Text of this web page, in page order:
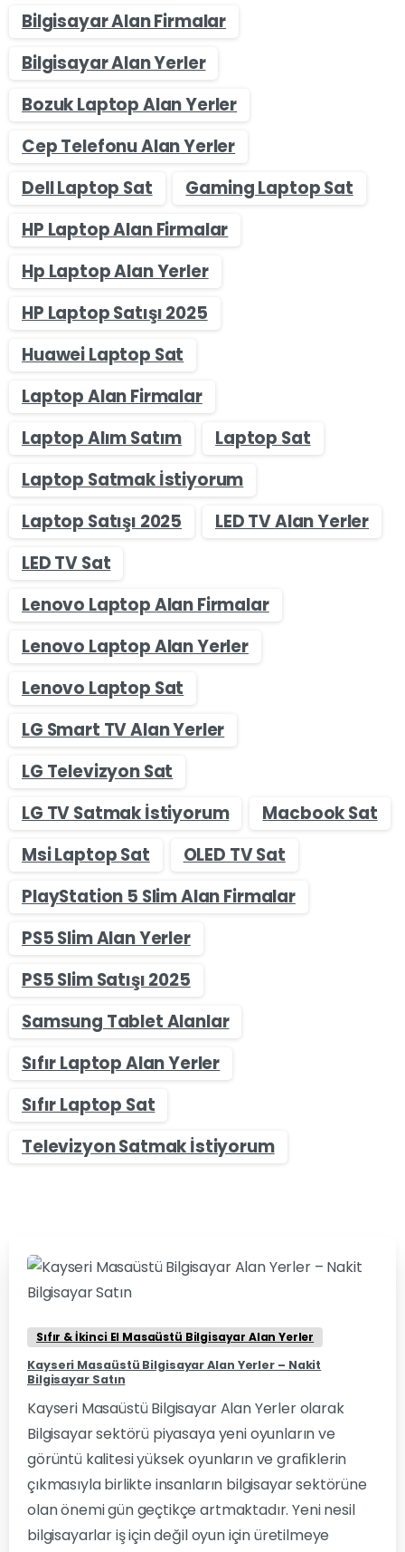
Bilgisayar Alan Firmalar
Bilgisayar Alan Yerler
Bozuk Laptop Alan Yerler
Cep Telefonu Alan Yerler
Dell Laptop Sat
Gaming Laptop Sat
HP Laptop Alan Firmalar
Hp Laptop Alan Yerler
HP Laptop Satışı 2025
Huawei Laptop Sat
Laptop Alan Firmalar
Laptop Alım Satım
Laptop Sat
Laptop Satmak İstiyorum
Laptop Satışı 2025
LED TV Alan Yerler
LED TV Sat
Lenovo Laptop Alan Firmalar
Lenovo Laptop Alan Yerler
Lenovo Laptop Sat
LG Smart TV Alan Yerler
LG Televizyon Sat
LG TV Satmak İstiyorum
Macbook Sat
Msi Laptop Sat
OLED TV Sat
PlayStation 5 Slim Alan Firmalar
PS5 Slim Alan Yerler
PS5 Slim Satışı 2025
Samsung Tablet Alanlar
Sıfır Laptop Alan Yerler
Sıfır Laptop Sat
Televizyon Satmak İstiyorum
0 0
Sıfır & İkinci El Masaüstü Bilgisayar Alan Yerler
Kayseri Masaüstü Bilgisayar Alan Yerler – Nakit
Bilgisayar Satın
Kayseri Masaüstü Bilgisayar Alan Yerler olarak
Bilgisayar sektörü piyasaya yeni oyunların ve
görüntü kalitesi yüksek oyunların ve grafiklerin
çıkmasıyla birlikte insanların bilgisayar sektörüne
olan önemi gün geçtikçe artmaktadır. Yeni nesil
bilgisayarlar iş için değil oyun için üretilmeye